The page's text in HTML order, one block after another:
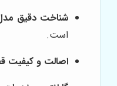
شناخت دقیق
است.
اصالت و کیفیت